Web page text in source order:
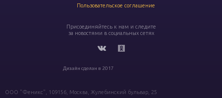
Пользовательское соглашение
Присоединяйтесь к нам и следите
за новостями в социальных сетях
Дизайн сделан в 2017
ООО "Феникс", 109156, Москва, Жулебинский бульвар, 25